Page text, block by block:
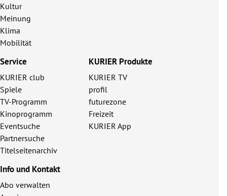
Kultur
Meinung
Klima
Mobilität
Service
KURIER club
Spiele
TV-Programm
Kinoprogramm
Eventsuche
Partnersuche
Titelseitenarchiv
KURIER Produkte
KURIER TV
profil
futurezone
Freizeit
KURIER App
Info und Kontakt
Abo verwalten